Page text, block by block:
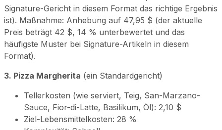
Signature-Gericht in diesem Format das richtige Ergebnis
ist). Maßnahme: Anhebung auf 47,95 $ (der aktuelle
Preis beträgt 42 $, 14 % unterbewertet und das
häufigste Muster bei Signature-Artikeln in diesem
Format).
3. Pizza Margherita (ein Standardgericht)
Tellerkosten (wie serviert, Teig, San-Marzano-
Sauce, Fior-di-Latte, Basilikum, Öl): 2,10 $
Ziel-Lebensmittelkosten: 28 %